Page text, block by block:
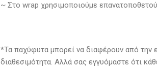
~ Στο wrap χρησιμοποιούμε
*Τα παχύφυτα μπορεί να διαφέρουν από την
διαθεσιμότητα. Αλλά σας εγγυόμαστε ότι